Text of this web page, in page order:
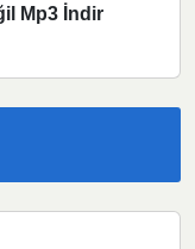
Mp3 İndir